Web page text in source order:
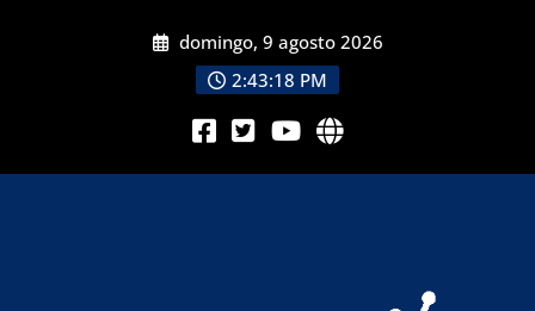
domingo, 9 agosto 2026
2:43:19 PM